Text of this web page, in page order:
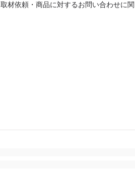
取材依頼・商品に対するお問い合わせに